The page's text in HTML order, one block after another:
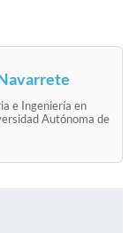
e Ingeniería en
Autónoma de